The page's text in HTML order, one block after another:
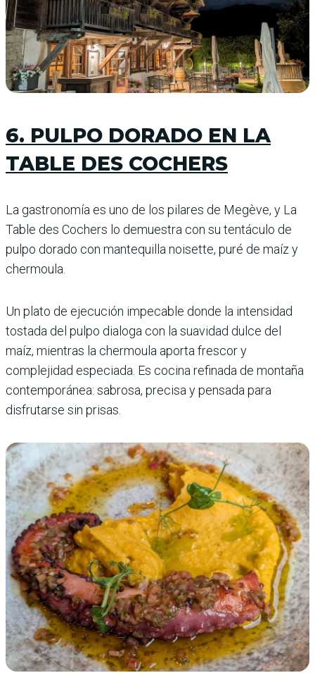
6. PULPO DORADO EN LA
TABLE DES COCHERS
La gastronomía es uno de los pilares de Megève, y La
Table des Cochers lo demuestra con su tentáculo de
pulpo dorado con mantequilla noisette, puré de maíz y
chermoula.
Un plato de ejecución impecable donde la intensidad
tostada del pulpo dialoga con la suavidad dulce del
maíz, mientras la chermoula aporta frescor y
complejidad especiada. Es cocina refinada de montaña
contemporánea: sabrosa, precisa y pensada para
disfrutarse sin prisas.